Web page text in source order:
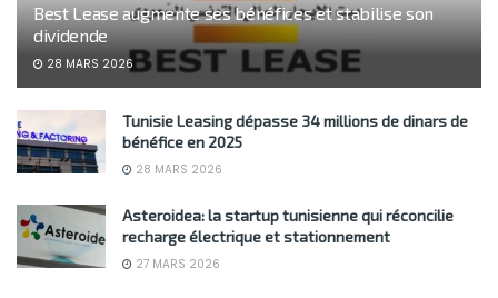
Best Lease augmente ses bénéfices et stabilise son
dividende
28 MARS 2026
Tunisie Leasing dépasse 34 millions de dinars de
bénéfice en 2025
28 MARS 2026
Asteroidea: la startup tunisienne qui réconcilie
recharge électrique et stationnement
27 MARS 2026